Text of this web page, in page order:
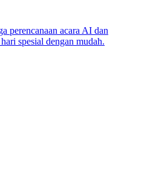
perencanaan acara AI dan
spesial dengan mudah.